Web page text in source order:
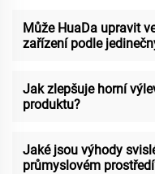
Může HuaDa upravit
zařízení podle
Jak zlepšuje horní
produktu?
Jaké jsou výhody
průmyslovém